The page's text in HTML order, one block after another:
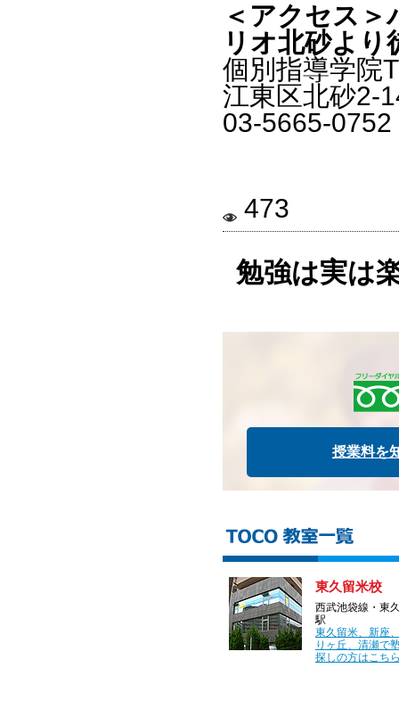
＜アクセス＞
リオ北砂よ
個別指導学
江東区北砂2-
03-5665-0752
473
勉強は実は
授業料を
東久留米校
西武池袋線・東
駅
東久留米、新座
りヶ丘、清瀬で
探しの方はこち